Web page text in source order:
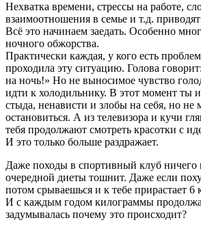
Нехватка времени, стрессы на работе,
взаимоотношения в семье и т.д.
Всё это начинаем заедать. Особенно
ночного обжорства.
Практически каждая, у кого есть
проходила эту ситуацию. Голова
на ночь!» Но не выносимое чувство
идти к холодильнику. В этот момент ты
стыда, ненависти и злобы на себя, но не
остановиться. А из телевизора и кучи
тебя продолжают смотреть красотки с
И это только больше раздражает.
Даже походы в спортивный клуб
очередной диеты тошнит. Даже если
потом срываешься и к тебе прирастает 6
И с каждым годом килограммы
задумывалась почему это происходит?